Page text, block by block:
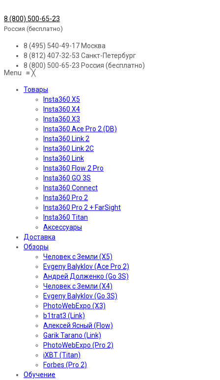
8 (800) 500-65-23
Россия (бесплатно)
8 (495) 540-49-17 Москва
8 (812) 407-32-53 Санкт-Петербург
8 (800) 500-65-23 Россия (бесплатно)
Menu ≡╳
Товары
Insta360 X5
Insta360 X4
Insta360 X3
Insta360 Ace Pro 2 (DB)
Insta360 Link 2
Insta360 Link 2C
Insta360 Link
Insta360 Flow 2 Pro
Insta360 GO 3S
Insta360 Connect
Insta360 Pro 2
Insta360 Pro 2 + FarSight
Insta360 Titan
Аксессуары
Доставка
Обзоры
Человек с Земли (X5)
Evgeny Balyklov (Ace Pro 2)
Андрей Долженко (Go 3S)
Человек с Земли (X4)
Evgeny Balyklov (Go 3S)
PhotoWebExpo (X3)
b1trat3 (Link)
Алексей Ясный (Flow)
Garik Tarano (Link)
PhotoWebExpo (Pro 2)
iXBT (Titan)
Forbes (Pro 2)
Обучение